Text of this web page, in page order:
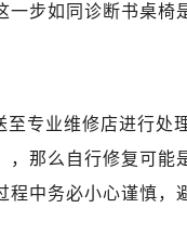
步如同诊断书桌椅
专业维修店进行处
那么自行修复可能
中务必小心谨慎，